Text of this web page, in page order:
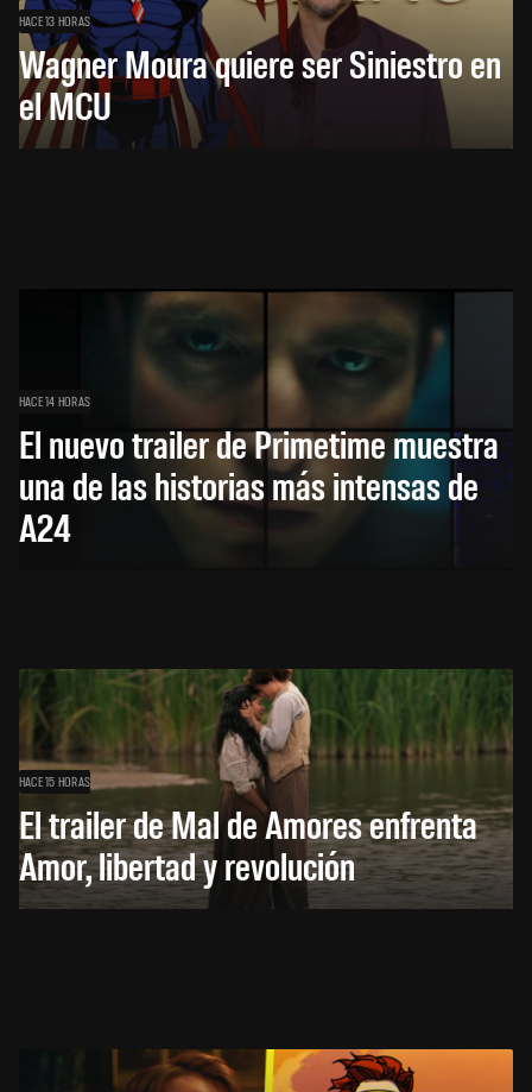
HACE 13 HORAS
Wagner Moura quiere ser Siniestro en
el MCU
HACE 14 HORAS
El nuevo trailer de Primetime muestra
una de las historias más intensas de
A24
HACE 15 HORAS
El trailer de Mal de Amores enfrenta
Amor, libertad y revolución